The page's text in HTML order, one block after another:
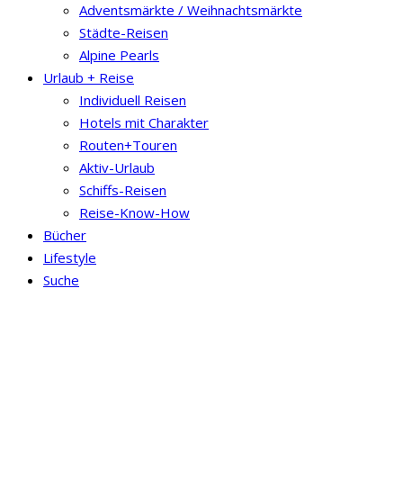
Adventsmärkte / Weihnachtsmärkte
Städte-Reisen
Alpine Pearls
Urlaub + Reise
Individuell Reisen
Hotels mit Charakter
Routen+Touren
Aktiv-Urlaub
Schiffs-Reisen
Reise-Know-How
Bücher
Lifestyle
Suche